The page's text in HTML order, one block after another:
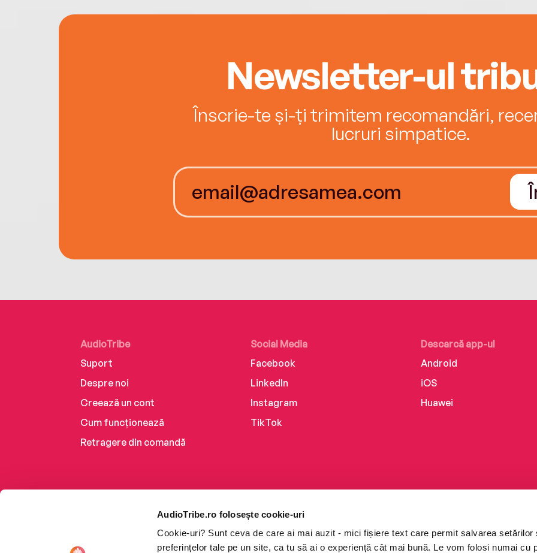
AudioTribe.ro folosește cookie-uri
Cookie-uri? Sunt ceva de care ai mai auzit - mici fișiere text care permit salvarea setărilor
preferințelor tale pe un site, ca tu să ai o experiență cât mai bună. Le vom folosi numai cu
Newsletter-ul
Înscrie-te și-ți trimitem recomandări,
lucruri simpatice.
AudioTribe
Suport
Despre noi
Creează un cont
Cum funcționează
Retragere din comandă
Social Media
Facebook
LinkedIn
Instagram
TikTok
Descarcă app-ul
Android
iOS
Huawei